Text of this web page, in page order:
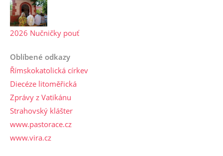
2026 Nučničky pouť
Oblíbené odkazy
Římskokatolická církev
Diecéze litoměřická
Zprávy z Vatikánu
Strahovský klášter
www.pastorace.cz
www.vira.cz